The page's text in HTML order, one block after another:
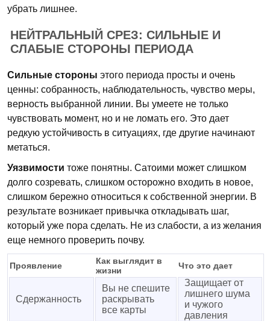
убрать лишнее.
НЕЙТРАЛЬНЫЙ СРЕЗ: СИЛЬНЫЕ И
СЛАБЫЕ СТОРОНЫ ПЕРИОДА
Сильные стороны этого периода просты и очень
ценны: собранность, наблюдательность, чувство меры,
верность выбранной линии. Вы умеете не только
чувствовать момент, но и не ломать его. Это дает
редкую устойчивость в ситуациях, где другие начинают
метаться.
Уязвимости тоже понятны. Сатоими может слишком
долго созревать, слишком осторожно входить в новое,
слишком бережно относиться к собственной энергии. В
результате возникает привычка откладывать шаг,
который уже пора сделать. Не из слабости, а из желания
еще немного проверить почву.
Проявление
Как выглядит в
жизни
Что это дает
Сдержанность
Вы не спешите
раскрывать
все карты
Защищает от
лишнего шума
и чужого
давления